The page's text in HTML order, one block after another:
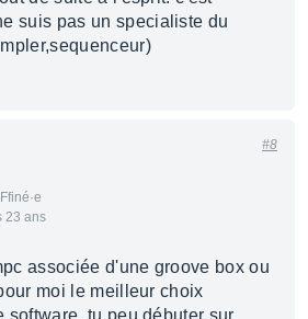
suis pas un specialiste du
23 ans
#8
associée d'une groove box ou
moi le meilleur choix
software, tu peu débuter sur